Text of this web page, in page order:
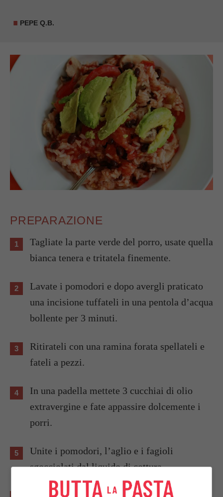
PEPE Q.B.
PREPARAZIONE
Tagliate la parte verde del porro, usate quella
bianca tenera e tritatela finemente.
Lavate i pomodori e dopo avergli praticato
una incisione tuffateli in una pentola d’acqua
bollente per 3 minuti.
Ritirateli con una ramina forata spellateli e
fateli a pezzi.
In una padella mettete 3 cucchiai di olio
extravergine e fate appassire dolcemente i
porri.
Unite i pomodori, l’aglio e i fagioli
sgocciolati dal liquido di cottura.